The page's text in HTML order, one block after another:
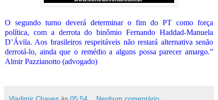
O segundo turno deverá determinar o fim do PT como força
política, com a derrota do binômio Fernando Haddad-Manuela
D’Ávila. Aos brasileiros respeitáveis não restará alternativa senão
derrotá-lo, ainda que o remédio a alguns possa parecer amargo.”
Almir Pazzianotto (advogado)
Vladimir Chaves às 05:54 Nenhum comentário: